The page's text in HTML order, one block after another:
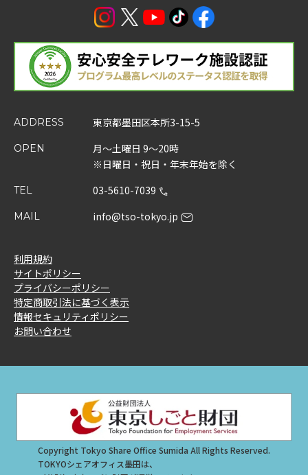
ADDRESS 東京都墨田区本所3-15-5
OPEN
月～土曜日 9～20時
※日曜日・祝日・年末年始を除く
TEL 03-5610-7039
MAIL info@tso-tokyo.jp
利用規約
サイトポリシー
プライバシーポリシー
特定商取引法に基づく表示
情報セキュリティポリシー
お問い合わせ
Copyright Tokyo Share Office Sumida All Rights Reserved.
TOKYOシェアオフィス墨田は、